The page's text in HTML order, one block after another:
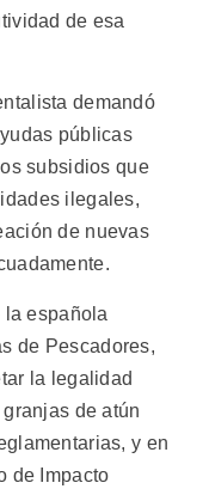
de esa
demandó
públicas
subsidios que
ilegales,
de nuevas
la española
de Pescadores,
la legalidad
granjas de atún
y en
de Impacto